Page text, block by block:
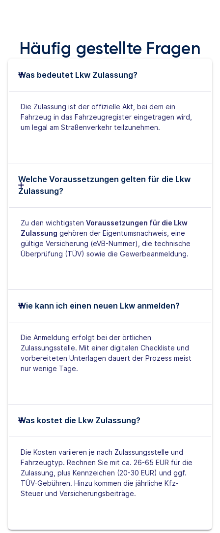
Häufig gestellte Fragen
Was bedeutet Lkw Zulassung?
Die Zulassung ist der offizielle Akt, bei dem ein
Fahrzeug in das Fahrzeugregister eingetragen wird,
um legal am Straßenverkehr teilzunehmen.
Welche Voraussetzungen gelten für die Lkw
Zulassung?
Zu den wichtigsten Voraussetzungen für die Lkw
Zulassung gehören der Eigentumsnachweis, eine
gültige Versicherung (eVB-Nummer), die technische
Überprüfung (TÜV) sowie die Gewerbeanmeldung.
Wie kann ich einen neuen Lkw anmelden?
Die Anmeldung erfolgt bei der örtlichen
Zulassungsstelle. Mit einer digitalen Checkliste und
vorbereiteten Unterlagen dauert der Prozess meist
nur wenige Tage.
Was kostet die Lkw Zulassung?
Die Kosten variieren je nach Zulassungsstelle und
Fahrzeugtyp. Rechnen Sie mit ca. 26-65 EUR für die
Zulassung, plus Kennzeichen (20-30 EUR) und ggf.
TÜV-Gebühren. Hinzu kommen die jährliche Kfz-
Steuer und Versicherungsbeiträge.